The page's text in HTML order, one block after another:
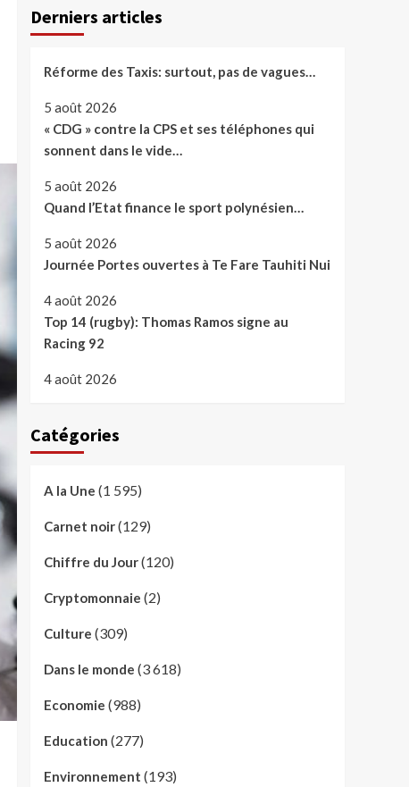
Derniers articles
Réforme des Taxis: surtout, pas de vagues…
5 août 2026
« CDG » contre la CPS et ses téléphones qui
sonnent dans le vide…
5 août 2026
Quand l’Etat finance le sport polynésien…
5 août 2026
Journée Portes ouvertes à Te Fare Tauhiti Nui
4 août 2026
Top 14 (rugby): Thomas Ramos signe au
Racing 92
4 août 2026
Catégories
A la Une (1 595)
Carnet noir(129)
Chiffre du Jour(120)
Cryptomonnaie (2)
Culture (309)
Dans le monde (3 618)
Economie (988)
Education (277)
Environnement (193)